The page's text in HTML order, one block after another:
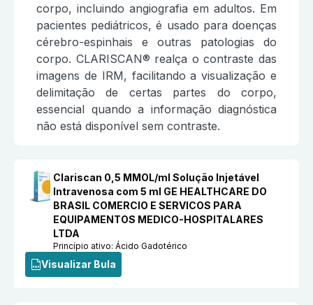
corpo, incluindo angiografia em adultos. Em
pacientes pediátricos, é usado para doenças
cérebro-espinhais e outras patologias do
corpo. CLARISCAN® realça o contraste das
imagens de IRM, facilitando a visualização e
delimitação de certas partes do corpo,
essencial quando a informação diagnóstica
não está disponível sem contraste.
Clariscan 0,5 MMOL/ml Solução Injetável
Intravenosa com 5 ml GE HEALTHCARE DO
BRASIL COMERCIO E SERVICOS PARA
EQUIPAMENTOS MEDICO-HOSPITALARES
LTDA
Princípio ativo:Ácido Gadotérico
Visualizar Bula